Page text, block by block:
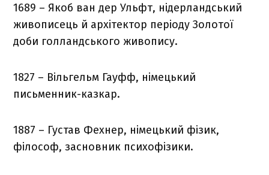
1689 – Якоб ван дер Ульфт, нідерландський
живописець й архітектор періоду Золотої
доби голландського живопису.
1827 – Вільгельм Гауфф, німецький
письменник-казкар.
1887 – Густав Фехнер, німецький фізик,
філософ, засновник психофізики.